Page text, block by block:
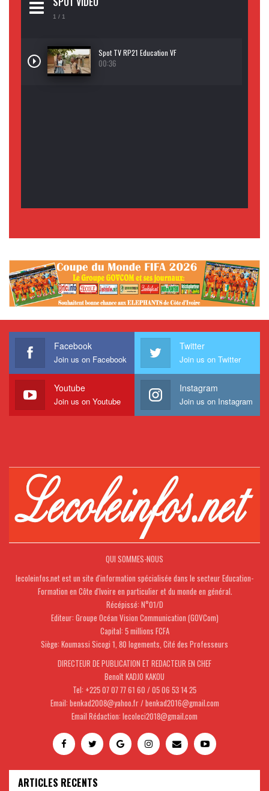
1 / 1
Spot TV RP21 Education VF
00:36
Facebook
Join us on Facebook
Twitter
Join us on Twitter
Youtube
Join us on Youtube
Instagram
Join us on Instagram
QUI SOMMES-NOUS
lecoleinfos.net est un site d'information spécialisée dans le secteur Education-
Formation en Côte d'Ivoire en particulier et du monde en général.
Récépissé: N°01/D
Editeur: Groupe Océan Vision Communication (GOVCom)
Capital: 5 millions FCFA
Siège: Koumassi Sicogi 1, 80 logements, Cité des Professeurs
DIRECTEUR DE PUBLICATION ET REDACTEUR EN CHEF
Benoît KADJO KAKOU
Tel: +225 07 07 77 61 60 / 05 06 53 14 25
Email: benkad2008@yahoo.fr / benkad2016@gmail.com
Email Rédaction: lecoleci2018@gmail.com
ARTICLES RECENTS